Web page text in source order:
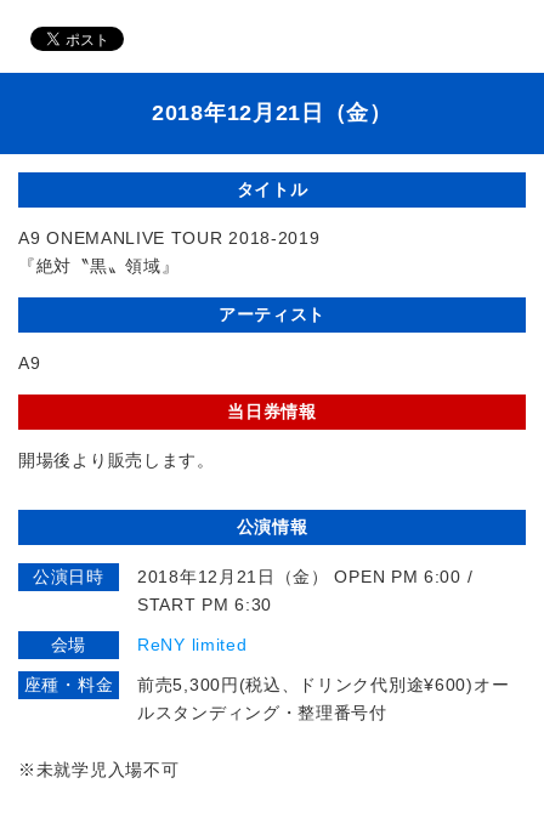
2018年12月21日（金）
タイトル
A9 ONEMANLIVE TOUR 2018-2019
『絶対〝黒〟領域』
アーティスト
A9
当日券情報
開場後より販売します。
公演情報
公演日時
2018年12月21日（金） OPEN PM 6:00 /
START PM 6:30
会場 ReNY limited
座種・料金
前売5,300円(税込、ドリンク代別途¥600)オー
ルスタンディング・整理番号付
※未就学児入場不可